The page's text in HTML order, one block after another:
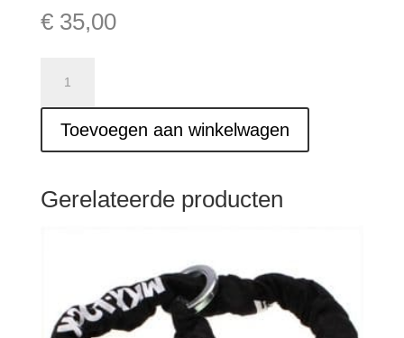
€35,00
beugelslot
ART
4
mm
aantal
Toevoegen aan winkelwagen
Gerelateerde producten